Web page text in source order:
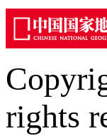
rights